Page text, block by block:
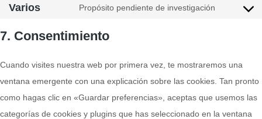
Varios Propósito pendiente de investigación
7. Consentimiento
Cuando visites nuestra web por primera vez, te mostraremos una
ventana emergente con una explicación sobre las cookies. Tan pronto
como hagas clic en «Guardar preferencias», aceptas que usemos las
categorías de cookies y plugins que has seleccionado en la ventana